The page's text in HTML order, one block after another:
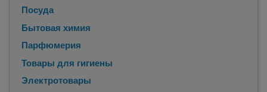
Посуда
Бытовая химия
Парфюмерия
Товары для гигиены
Электротовары